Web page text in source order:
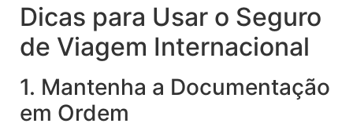
Dicas para Usar o Seguro
de Viagem Internacional
1. Mantenha a Documentação
em Ordem